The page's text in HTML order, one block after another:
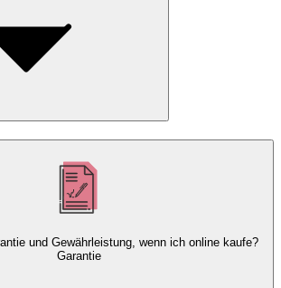
und Gewährleistung, wenn ich online kaufe?
Garantie